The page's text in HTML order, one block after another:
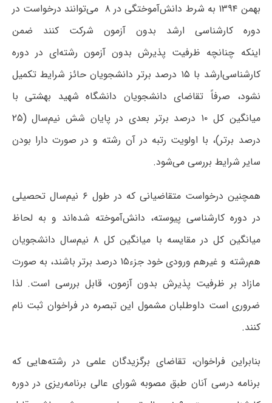
بهمن ۱۳۹۴ به شرط دانش‌آموختگی در ۸ می‌توانند درخواست در
دوره کارشناسی ارشد بدون آزمون شرکت کنند ضمن
اینکه چنانچه ظرفیت پذیرش بدون آزمون رشته­‌ای در دوره
کارشناسی‌ارشد با ۱۵ درصد برتر دانشجویان حائز شرایط تکمیل
نشود، صرفاً تقاضای دانشجویان دانشگاه شهید بهشتی با
میانگین کل ۱۰ درصد برتر بعدی در پایان شش نیم‌سال (۲۵
درصد برتر)، با اولویت رتبه در آن رشته و در صورت دارا بودن
سایر شرایط بررسی می‌شود.
همچنین درخواست متقاضیانی که در طول ۶ نیم‌سال تحصیلی
در دوره کارشناسی پیوسته، دانش‌آموخته شده‌اند و به لحاظ
میانگین کل در مقایسه با میانگین کل ۸ نیم‌سال دانشجویان
هم‌رشته و غیرهم ورودی خود جزء۱۵ درصد برتر باشند، به صورت
مازاد بر ظرفیت پذیرش بدون آزمون، قابل بررسی است. لذا
ضروری است داوطلبان مشمول این تبصره در فراخوان ثبت ­نام
کنند.
بنابراین فراخوان، تقاضای برگزیدگان علمی در رشته‌هایی که
برنامه درسی آنان طبق مصوبه شورای عالی برنامه‌ریزی در دوره